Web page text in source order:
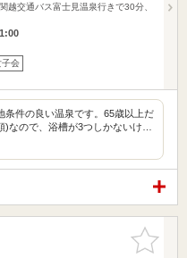
越交通バス富士見温泉行きで30分、
子会
条件の良い温泉です。65歳以上だ
)なので、浴槽が3つしかないけ…
お気に入
りに追加